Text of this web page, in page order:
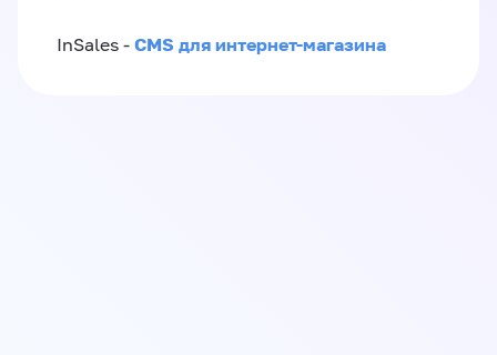
InSales - CMS для интернет-магазина